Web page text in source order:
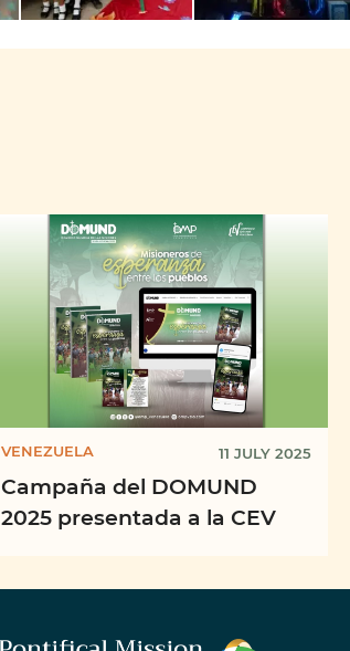
VENEZUELA 11 JULY 2025
Campaña del DOMUND
2025 presentada a la CEV